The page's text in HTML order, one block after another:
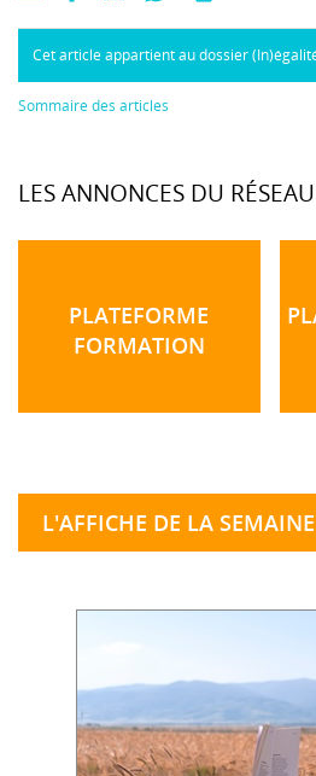
Cet article appartient au dossier
Sommaire des articles
LES ANNONCES DU RÉSEAU
PLATEFORME
FORMATION
L'AFFICHE DE LA SEMAINE